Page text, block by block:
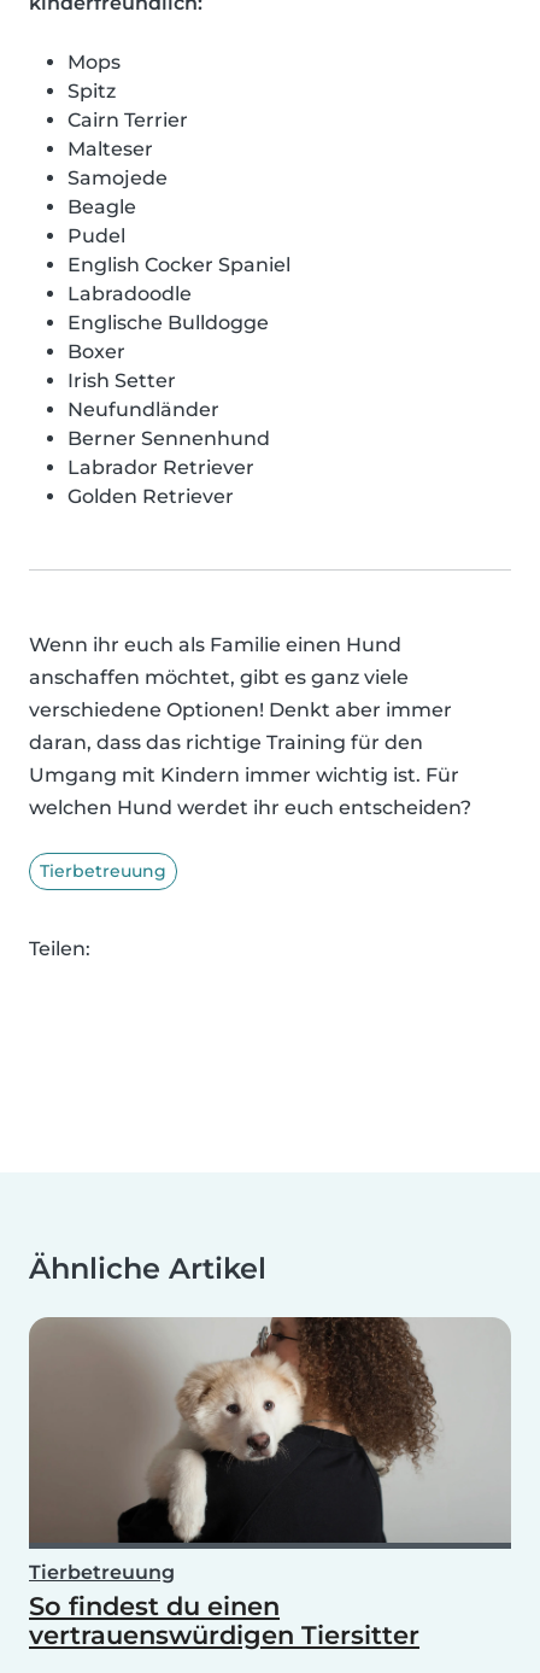
Mops
Spitz
Cairn Terrier
Malteser
Samojede
Beagle
Pudel
English Cocker Spaniel
Labradoodle
Englische Bulldogge
Boxer
Irish Setter
Neufundländer
Berner Sennenhund
Labrador Retriever
Golden Retriever
Wenn ihr euch als Familie einen Hund
anschaffen möchtet, gibt es ganz viele
verschiedene Optionen! Denkt aber immer
daran, dass das richtige Training für den
Umgang mit Kindern immer wichtig ist. Für
welchen Hund werdet ihr euch entscheiden?
Tierbetreuung
Teilen:
Ähnliche Artikel
Tierbetreuung
So findest du einen
vertrauenswürdigen Tiersitter